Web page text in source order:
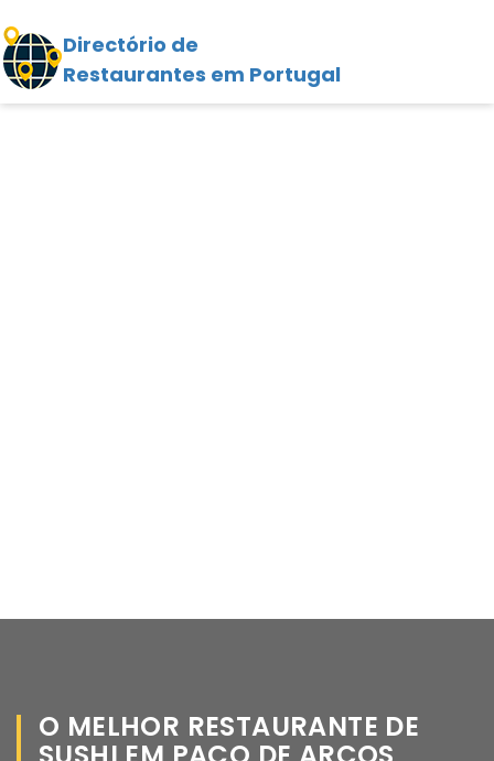
Directório de
Restaurantes em Portugal
O MELHOR RESTAURANTE DE